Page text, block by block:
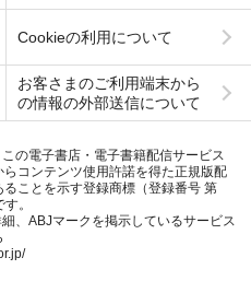
Cookieの利用について
お客さまのご利用端末から
の情報の外部送信について
の電子書店・電子書籍配信サービス
らコンテンツ使用許諾を得た正規版配
ることを示す登録商標（登録番号 第
。
、ABJマークを掲示しているサービス